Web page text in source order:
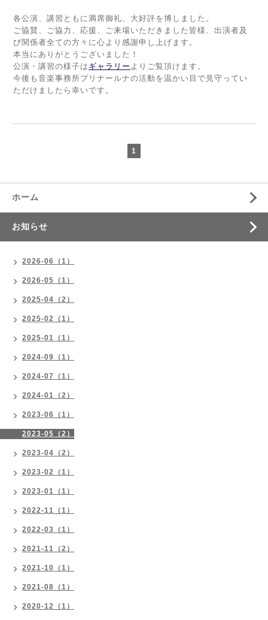
各公演、講習ともに満席御礼、大好評を博しました。
ご協賛、ご協力、応援、ご来場いただきました皆様、出演者及
び関係者全ての方々に心より感謝申し上げます。
本当にありがとうございました！
公演・講習の様子は ギャラリー よりご覧頂けます。
今後も音楽事務所プリナールナの活動を温かい目で見守ってい
ただけましたら幸いです。
1
ホーム
お知らせ
2026-06（1）
2026-05（1）
2025-04（2）
2025-02（1）
2025-01（1）
2024-09（1）
2024-07（1）
2024-01（2）
2023-06（1）
2023-05（2）
2023-04（2）
2023-02（1）
2023-01（1）
2022-11（1）
2022-03（1）
2021-11（2）
2021-10（1）
2021-08（1）
2020-12（1）